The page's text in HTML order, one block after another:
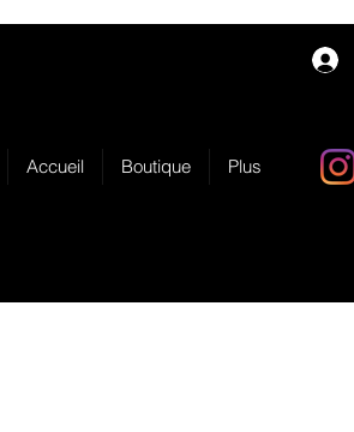
Accueil Boutique Plus